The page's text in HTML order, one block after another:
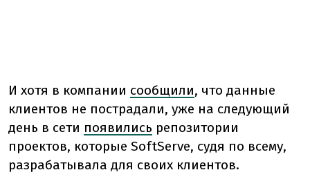
И хотя в компании сообщили, что данные
клиентов не пострадали, уже на следующий
день в сети появились репозитории
проектов, которые SoftServe, судя по всему,
разрабатывала для своих клиентов.